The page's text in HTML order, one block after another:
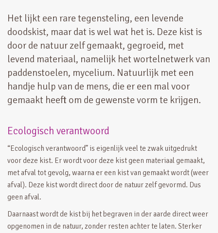
Het lijkt een rare tegensteling, een levende
doodskist, maar dat is wel wat het is. Deze kist is
door de natuur zelf gemaakt, gegroeid, met
levend materiaal, namelijk het wortelnetwerk van
paddenstoelen, mycelium. Natuurlijk met een
handje hulp van de mens, die er een mal voor
gemaakt heeft om de gewenste vorm te krijgen.
Ecologisch verantwoord
“Ecologisch verantwoord” is eigenlijk veel te zwak uitgedrukt
voor deze kist. Er wordt voor deze kist geen materiaal gemaakt,
met afval tot gevolg, waarna er een kist van gemaakt wordt (weer
afval). Deze kist wordt direct door de natuur zelf gevormd. Dus
geen afval.
Daarnaast wordt de kist bij het begraven in der aarde direct weer
opgenomen in de natuur, zonder resten achter te laten. Sterker